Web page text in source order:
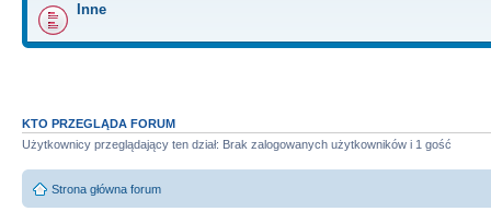
Inne
KTO PRZEGLĄDA FORUM
Użytkownicy przeglądający ten dział: Brak zalogowanych użytkowników i 1 gość
Strona główna forum